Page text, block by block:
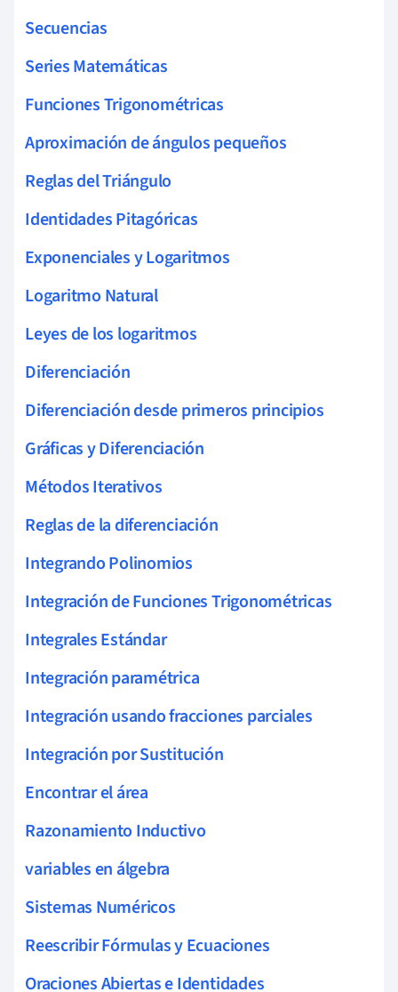
Secuencias
Series Matemáticas
Funciones Trigonométricas
Aproximación de ángulos pequeños
Reglas del Triángulo
Identidades Pitagóricas
Exponenciales y Logaritmos
Logaritmo Natural
Leyes de los logaritmos
Diferenciación
Diferenciación desde primeros principios
Gráficas y Diferenciación
Métodos Iterativos
Reglas de la diferenciación
Integrando Polinomios
Integración de Funciones Trigonométricas
Integrales Estándar
Integración paramétrica
Integración usando fracciones parciales
Integración por Sustitución
Encontrar el área
Razonamiento Inductivo
variables en álgebra
Sistemas Numéricos
Reescribir Fórmulas y Ecuaciones
Oraciones Abiertas e Identidades